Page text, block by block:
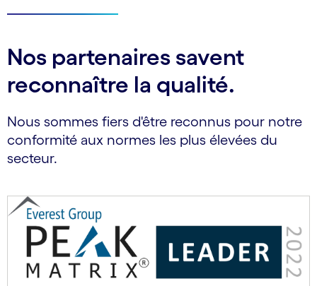
Nos partenaires savent
reconnaître la qualité.
Nous sommes fiers d'être reconnus pour notre
conformité aux normes les plus élevées du
secteur.